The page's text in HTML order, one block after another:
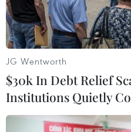
khác.
JG Wentworth
$30k In Debt Relief
Institutions Quietly